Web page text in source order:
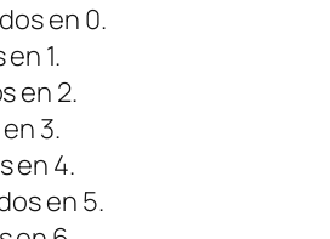
en 0.
1.
en 2.
3.
en 4.
en 5.